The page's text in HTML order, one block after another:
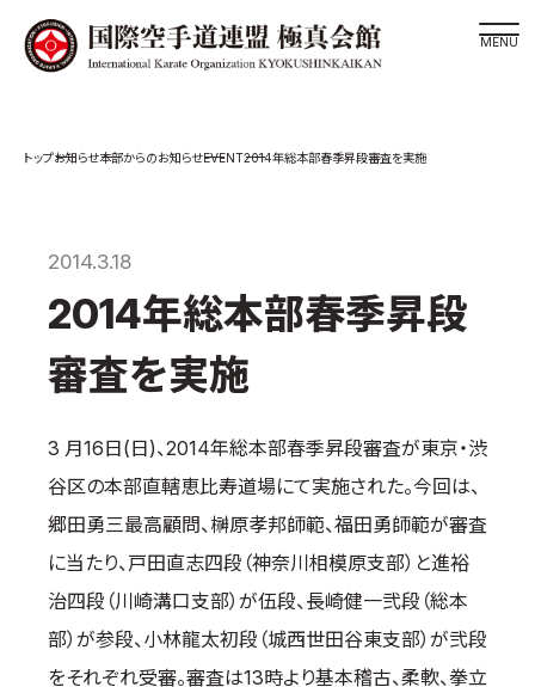
大山倍達総裁 紹介
松井章奎館長 紹介
極真の歴史
極真会館の概要
役員紹介
各委員会紹介
国際空手道連盟について
お知らせ
本部からのお知らせ
お知らせ本部からのお知らせEVENT2014年総本部春季昇段審査を実施
2014.3.18
2014年総本部春季昇段
審査を実施
3 月16日(日)、2014年総本部春季昇段審査が東京・渋
谷区の本部直轄恵比寿道場にて実施された。今回は、
郷田勇三最高顧問、榊原孝邦師範、福田勇師範が審査
に当たり、戸田直志四段（神奈川相模原支部）と進裕
治四段（川崎溝口支部）が伍段、長崎健一弐段（総本
部）が参段、小林龍太初段（城西世田谷東支部）が弐段
をそれぞれ受審。審査は13時より基本稽古、柔軟、拳立